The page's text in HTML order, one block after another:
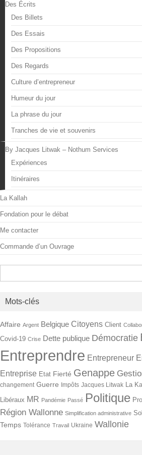
Des Écrits
Des Billets
Des Essais
Des Propositions
Des Regards
Culture d’entrepreneur
Humeur du jour
La phrase du jour
Tranches de vie et souvenirs
By Jacques Litwak – Nothum Services
Expériences
Itinéraires
La Kallah
Fondation pour le débat
Me contacter
Commande d’un Ouvrage
Mots-clés
Affaire Argent Belgique Citoyens Client
Covid-19 Crise Dette publique Démocratie
Entreprendre Entrepreneur
Entreprise Etat Fierté Genappe
changement Guerre Impôts Jacques Litwak La
Libéraux MR Pandémie Passé Politique
Région Wallonne Simplification administrative
Temps Tolérance Travail Ukraine Wallonie